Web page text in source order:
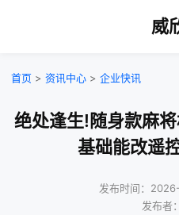
威
首页 > 资讯中心 > 企业快讯
绝处逢生!随身款麻
基础能改遥
发布时间：
发布者